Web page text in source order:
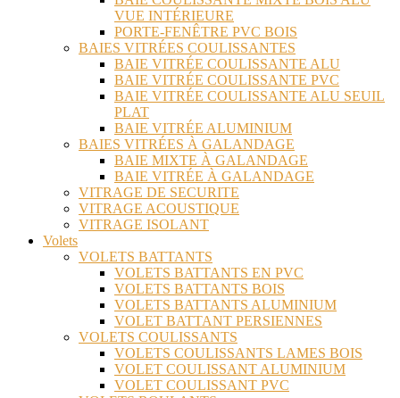
VUE INTÉRIEURE
PORTE-FENÊTRE PVC BOIS
BAIES VITRÉES COULISSANTES
BAIE VITRÉE COULISSANTE ALU
BAIE VITRÉE COULISSANTE PVC
BAIE VITRÉE COULISSANTE ALU SEUIL
PLAT
BAIE VITRÉE ALUMINIUM
BAIES VITRÉES À GALANDAGE
BAIE MIXTE À GALANDAGE
BAIE VITRÉE À GALANDAGE
VITRAGE DE SECURITE
VITRAGE ACOUSTIQUE
VITRAGE ISOLANT
Volets
VOLETS BATTANTS
VOLETS BATTANTS EN PVC
VOLETS BATTANTS BOIS
VOLETS BATTANTS ALUMINIUM
VOLET BATTANT PERSIENNES
VOLETS COULISSANTS
VOLETS COULISSANTS LAMES BOIS
VOLET COULISSANT ALUMINIUM
VOLET COULISSANT PVC